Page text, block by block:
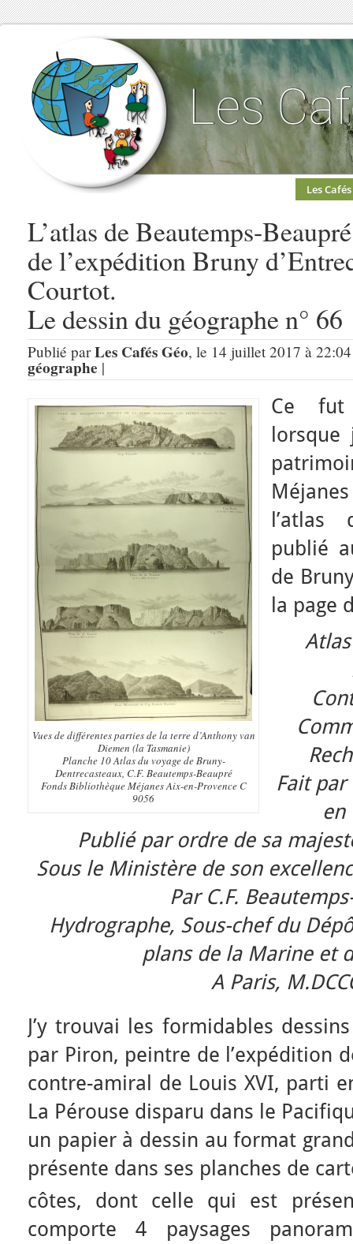
Les Cafés
L’atlas de Beautemps-
de l’expédition Bruny
Courtot.
Le dessin du géographe n° 66
Publié parLes Cafés Géo, le 14 juillet 2017 à
géographe |
Vues de différentes parties de la terre d’Anthony van
Diemen (la Tasmanie)
Planche 10 Atlas du voyage de Bruny-
Dentrecasteaux, C.F. Beautemps-Beaupré
Fonds Bibliothèque Méjanes Aix-en-Provence C
9056
Ce fut
lorsque
l’atlas
publié
de
la page
Fait
en
Publié par ordre de sa
Sous le Ministère de son
Par C.F.
Hydrographe, Sous-chef du
plans de la Marine et
A Paris,
J’y trouvai les formidables
par Piron, peintre de l’expédition
contre-amiral de Louis XVI, parti
La Pérouse disparu dans le
un papier à dessin au format
présente dans ses planches de
côtes, dont celle qui est
comporte 4 paysages